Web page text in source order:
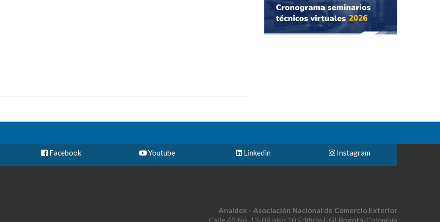
Facebook Youtube Linkedin Instagram
Analdex - Asociación Nacional de Comercio Exterior
Calle 40 No. 13-09 piso 10 Edificio UGI Bogotá-Colombia